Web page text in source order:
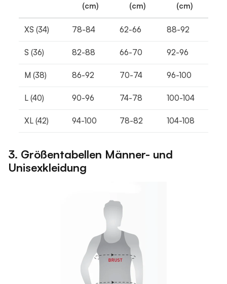
(cm)
(cm)
(cm)
XS (34) 78-84 62-66 88-92
S (36) 82-88 66-70 92-96
M (38) 86-92 70-74 96-100
L (40) 90-96 74-78 100-104
XL (42) 94-100 78-82 104-108
3. Größentabellen Männer- und
Unisexkleidung